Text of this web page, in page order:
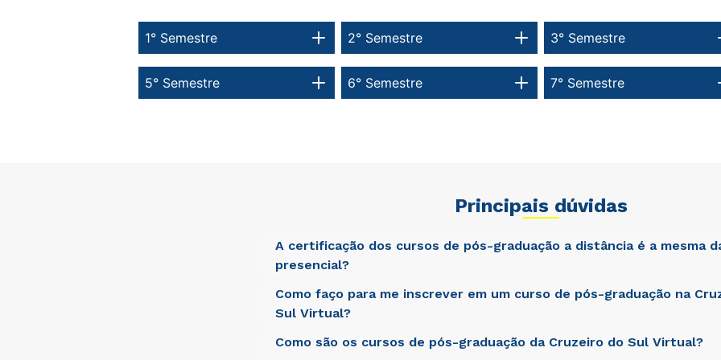
1° Semestre
7° Semestre
6° Semestre
5° Semestre
3° Semestre
2° Semestre
Principais dúvidas
A certificação dos cursos de pós-graduação a distância é a mesma
presencial?
Sed ut perspiciatis unde omnis iste natus error sit voluptatem accusantium
laudantium, totam rem aperiam, eaque ipsa quae ab illo inventore veritatis et
aut odit aut fugit, sed quia consequuntur magni dolores eos qui ratione
Como faço para me inscrever em um curso de pós-graduação na
Sul Virtual?
Sed ut perspiciatis unde omnis iste natus error sit voluptatem accusantium
Como são os cursos de pós-graduação da Cruzeiro do Sul Virtual?